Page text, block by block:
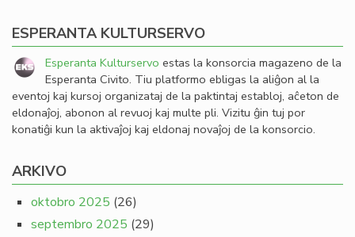
ESPERANTA KULTURSERVO
Esperanta Kulturservo estas la konsorcia magazeno de la
Esperanta Civito. Tiu platformo ebligas la aliĝon al la
eventoj kaj kursoj organizataj de la paktintaj establoj, aĉeton de
eldonaĵoj, abonon al revuoj kaj multe pli. Vizitu ĝin tuj por
konatiĝi kun la aktivaĵoj kaj eldonaj novaĵoj de la konsorcio.
ARKIVO
oktobro 2025 (26)
septembro 2025 (29)